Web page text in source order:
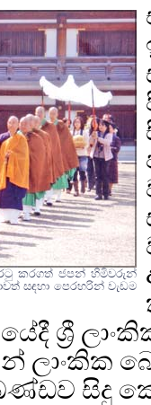
කරගත් ජපන් හිමිවරුන්
සඳහා පෙරහරින් වැඩම
ශ්‍රී
ලාංකික
සිදු